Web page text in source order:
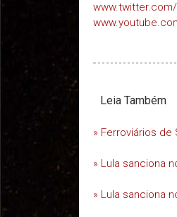
Leia Também
» Ferroviários
» Lula sanciona
» Lula sanciona